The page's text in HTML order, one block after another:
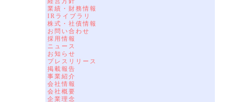
業績・財務情報
IRライブラリ
株式・社債情報
お問い合わせ
採用情報
ニュース
お知らせ
プレスリリース
掲載報告
事業紹介
会社情報
会社概要
企業理念